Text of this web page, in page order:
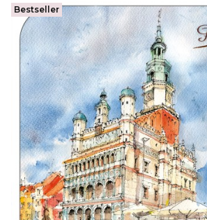
Bestseller